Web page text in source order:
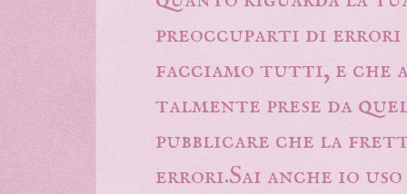
preoccuparti di
facciamo tutti, e che
talmente prese da
pubblicare che la
errori.Sai anche io